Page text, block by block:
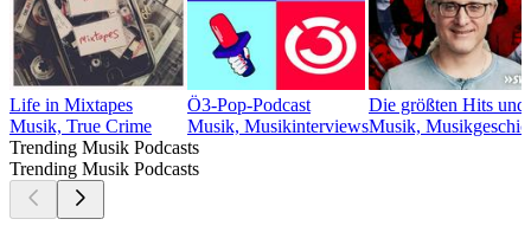
Life in Mixtapes
Musik, True Crime
Ö3-Pop-Podcast
Musik, Musikinterviews
Die größten Hits und
Musik,
Trending Musik Podcasts
Trending Musik Podcasts